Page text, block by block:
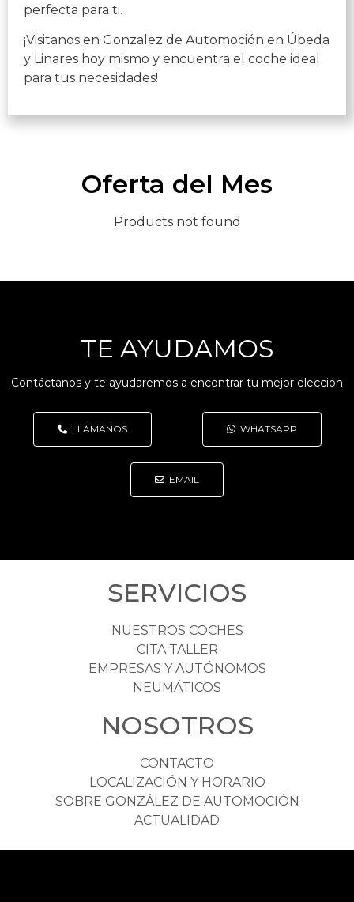
perfecta para ti.
¡Visitanos en Gonzalez de Automoción en Úbeda
y Linares hoy mismo y encuentra el coche ideal
para tus necesidades!
Oferta del Mes
Products not found
TE AYUDAMOS
Contáctanos y te ayudaremos a encontrar tu mejor elección
LLÁMANOS WHATSAPP
EMAIL
SERVICIOS
NUESTROS COCHES
CITA TALLER
EMPRESAS Y AUTÓNOMOS
NEUMÁTICOS
NOSOTROS
CONTACTO
LOCALIZACIÓN Y HORARIO
SOBRE GONZÁLEZ DE AUTOMOCIÓN
ACTUALIDAD